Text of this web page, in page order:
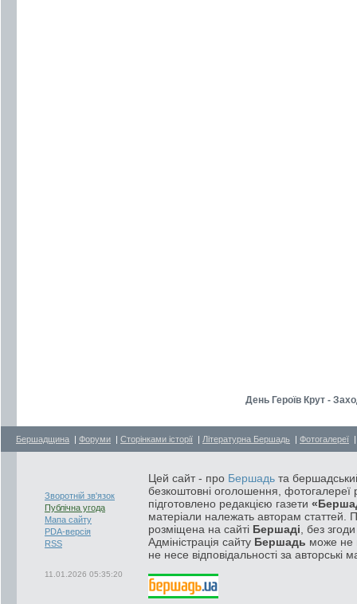
День Героїв Крут -
Бершадщина | Форуми | Сторінками історії | Літературна Бершадь | Фотогалереї
Зворотній зв'язок
Публічна угода
Мапа сайту
PDA-версія
RSS
11.01.2026 05:35:20
Цей сайт - про Бершадь та
безкоштовні оголошення, фотогалереї
підготовлено редакцією газети
матеріали належать авторам статтей.
розміщена на сайті Бершаді , без
Адміністрація сайту Бершадь може не
не несе відповідальності за авторські